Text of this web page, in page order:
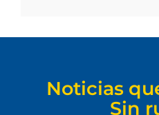
Noticias
Sin